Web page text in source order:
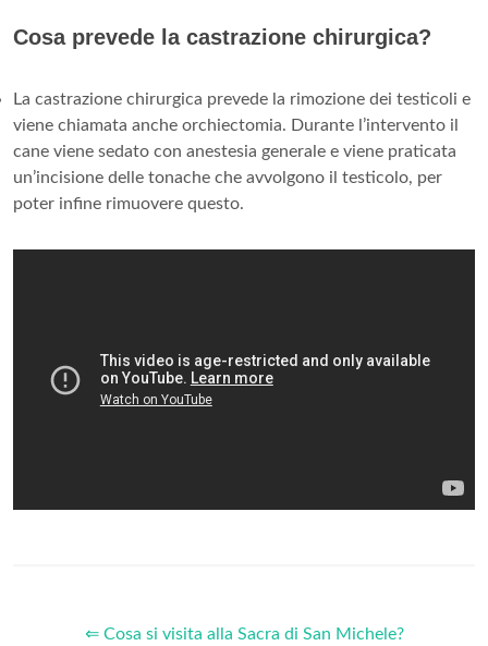
Cosa prevede la castrazione chirurgica?
La castrazione chirurgica prevede la rimozione dei testicoli e
viene chiamata anche orchiectomia. Durante l’intervento il
cane viene sedato con anestesia generale e viene praticata
un’incisione delle tonache che avvolgono il testicolo, per
poter infine rimuovere questo.
⇐ Cosa si visita alla Sacra di San Michele?